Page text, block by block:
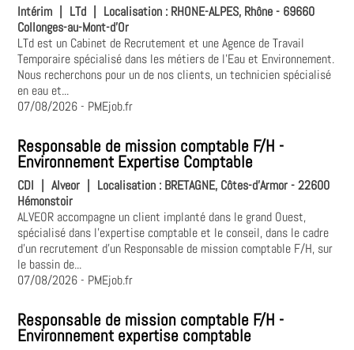
Intérim | LTd | Localisation : RHONE-ALPES, Rhône - 69660
Collonges-au-Mont-d'Or
LTd est un Cabinet de Recrutement et une Agence de Travail
Temporaire spécialisé dans les métiers de l'Eau et Environnement.
Nous recherchons pour un de nos clients, un technicien spécialisé
en eau et...
07/08/2026- PMEjob.fr
Responsable de mission comptable F/H -
Environnement Expertise Comptable
CDI Alveor Localisation : BRETAGNE, Côtes-d'Armor - 22600
Hémonstoir
ALVEOR accompagne un client implanté dans le grand Ouest,
spécialisé dans l'expertise comptable et le conseil, dans le cadre
d'un recrutement d'un Responsable de mission comptable F/H, sur
le bassin de...
07/08/2026- PMEjob.fr
Responsable de mission comptable F/H -
Environnement expertise comptable